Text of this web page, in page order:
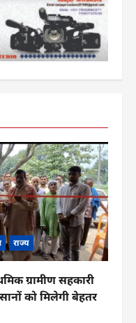
राज्य
ग्रामीण सहकारी
को मिलेगी बेहतर